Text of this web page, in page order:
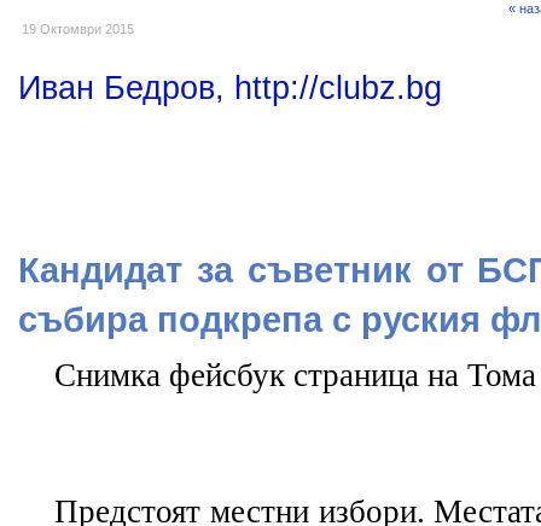
19 Октомври 2015
«
Иван Бедров, http://clubz.bg
Кандидат за съветник от
събира подкрепа с руския
Снимка фейсбук страница на
Предстоят местни избори.